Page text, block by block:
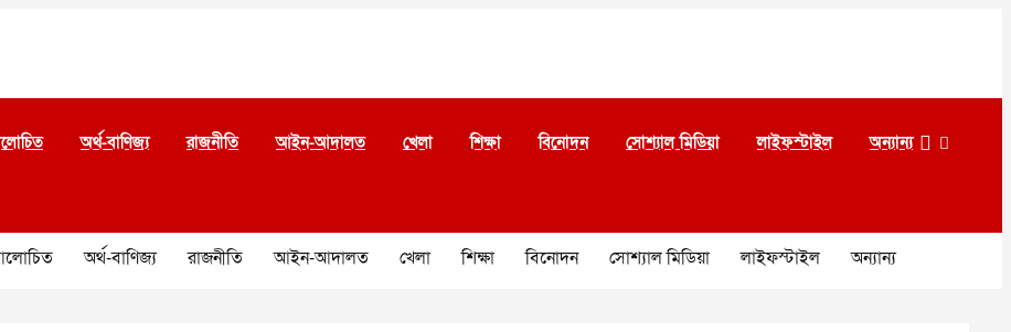
অর্থ-বাণিজ্য রাজনীতি আইন-আদালত খেলা শিক্ষা বিনোদন সোশ্যাল মিডিয়া লাইফস্টাইল অন্যান্য
অর্থ-বাণিজ্য রাজনীতি আইন-আদালত খেলা শিক্ষা বিনোদন সোশ্যাল মিডিয়া লাইফস্টাইল অন্যান্য